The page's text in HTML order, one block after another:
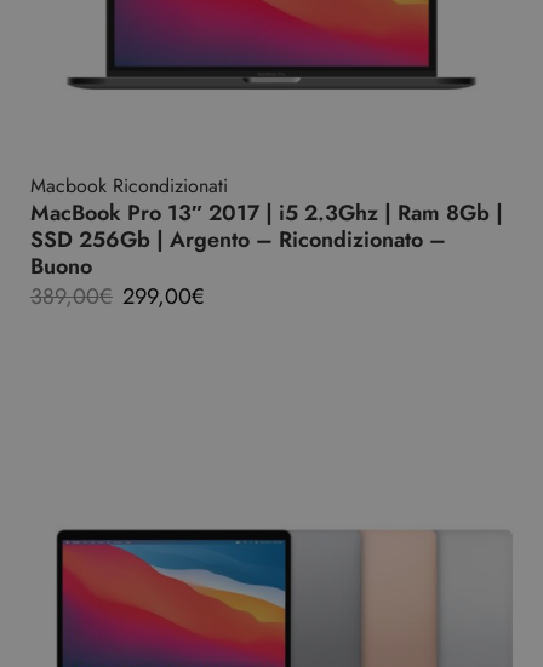
Macbook Ricondizionati
MacBook Pro 13″ 2017 | i5 2.3Ghz | Ram 8Gb |
SSD 256Gb | Argento – Ricondizionato –
Buono
389,00€ 299,00€